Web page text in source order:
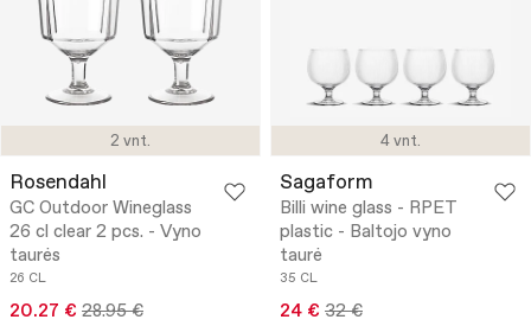
2 vnt.
Rosendahl
GC Outdoor Wineglass
26 cl clear 2 pcs. - Vyno
taurės
26 CL
20.27 € 28.95 €
4 vnt.
Sagaform
Billi wine glass - RPET
plastic - Baltojo vyno
taurė
35 CL
24 € 32 €